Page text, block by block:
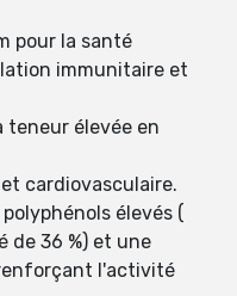
pour la santé
immunitaire et
teneur élevée en
cardiovasculaire.
élevés (
de 36 %) et une
l'activité